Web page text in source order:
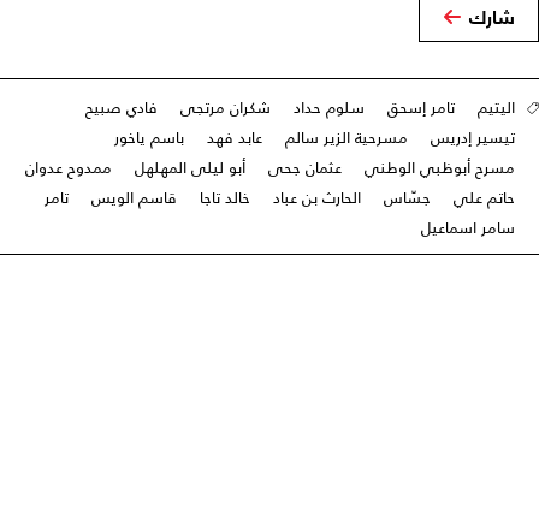
شارك
اليتيم تامر إسحق سلوم حداد شكران مرتجى
فادي صبيح
تيسير إدريس
مسرحية الزير سالم عابد فهد
باسم ياخور
مسرح أبوظبي الوطني
عثمان جحى أبو ليلى المهلهل
ممدوح عدوان
حاتم علي
جسّاس الحارث بن عباد خالد تاجا قاسم الويس
تامر
سامر اسماعيل